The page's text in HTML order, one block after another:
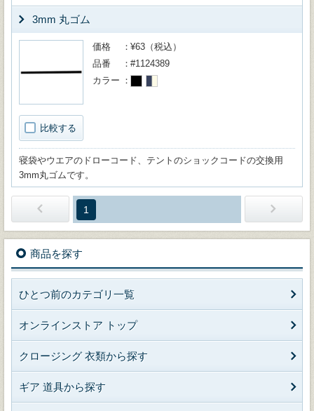
3mm 丸ゴム
比較する
価格
¥63（税込）
品番
#1124389
カラー
寝袋やウエアのドローコード、テントのショックコードの交換用
3mm丸ゴムです。
1
商品を探す
ひとつ前のカテゴリ一覧
オンラインストア トップ
クロージング 衣類から探す
ギア 道具から探す